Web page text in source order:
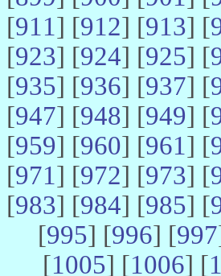
[911] [912] [913] [
[923] [924] [925] [
[935] [936] [937] [
[947] [948] [949] [
[959] [960] [961] [
[971] [972] [973] [
[983] [984] [985] [
[995] [996] [997
[1005] [1006] [